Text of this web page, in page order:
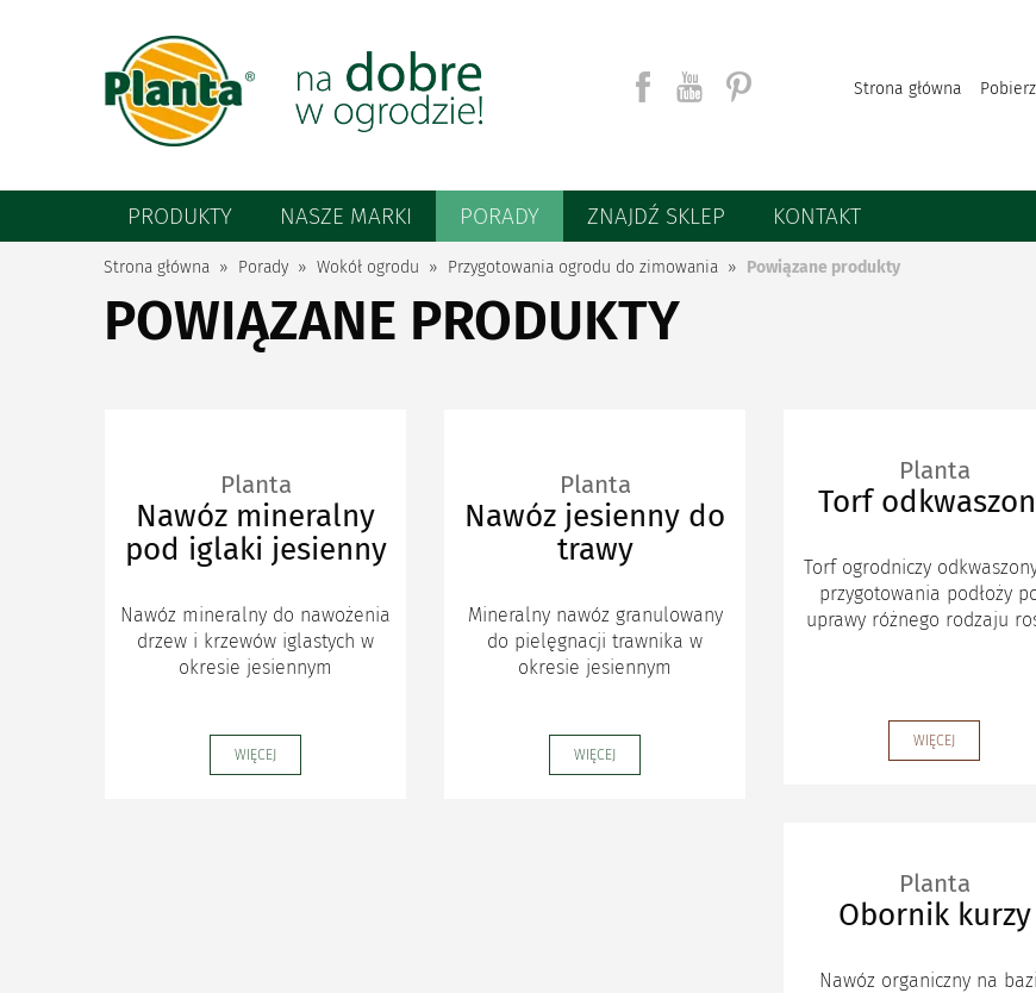
Strona główna Pobierz
PRODUKTY NASZE MARKI PORADY ZNAJDŹ SKLEP KONTAKTSzukaj
Strona główna Porady Wokół ogrodu Przygotowania ogrodu do zimowania Powiązane produkty
POWIĄZANE PRODUKTY
Planta
Nawóz mineralny
pod iglaki jesienny
Nawóz mineralny do nawożenia
drzew i krzewów iglastych w
okresie jesiennym
WIĘCEJ
Planta
Nawóz jesienny do
trawy
Mineralny nawóz granulowany
do pielęgnacji trawnika w
okresie jesiennym
WIĘCEJ
Planta
Torf
Torf ogrodniczy
przygotowania podłoży
uprawy różnego rodzaju
WIĘCEJ
Planta
Obornik kurzy
Nawóz organiczny na